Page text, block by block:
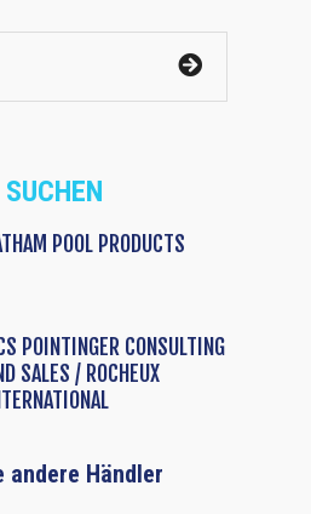
POOL PRODUCTS
POINTINGER CONSULTING
SALES / ROCHEUX
andere Händler